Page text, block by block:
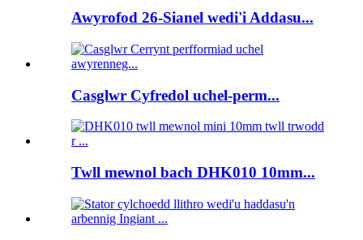
Awyrofod 26-Sianel wedi'i Addasu...
Casglwr Cyfredol uchel-perm...
Twll mewnol bach DHK010 10mm...